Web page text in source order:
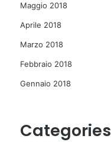
Maggio 2018
Aprile 2018
Marzo 2018
Febbraio 2018
Gennaio 2018
Categories